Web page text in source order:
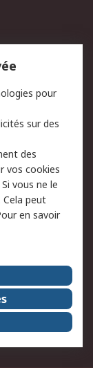
e-mails
générales
RS
chez RS
pour
sur des
des
vos cookies
vous ne le
Cela peut
en savoir